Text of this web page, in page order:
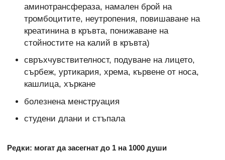
аминотрансфераза, намален брой на
тромбоцитите, неутропения, повишаване на
креатинина в кръвта, понижаване на
стойностите на калий в кръвта)
свръхчувствителност, подуване на лицето,
сърбеж, уртикария, хрема, кървене от носа,
кашлица, хъркане
болезнена менструация
студени длани и стъпала
Редки: могат да засегнат до 1 на 1000 души